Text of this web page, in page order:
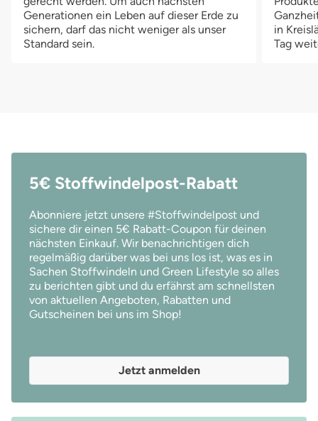
Generationen ein Leben auf dieser Erde zu
sichern, darf das nicht weniger als unser
Standard sein.
in
Tag
5€ Stoffwindelpost-Rabatt
Abonniere jetzt unsere #Stoffwindelpost und
sichere dir einen 5€ Rabatt-Coupon für deinen
nächsten Einkauf. Wir benachrichtigen dich
regelmäßig darüber was bei uns los ist, was es in
Sachen Stoffwindeln und Green Lifestyle so alles
zu berichten gibt und du erfährst am schnellsten
von aktuellen Angeboten, Rabatten und
Gutscheinen bei uns im Shop!
Jetzt anmelden